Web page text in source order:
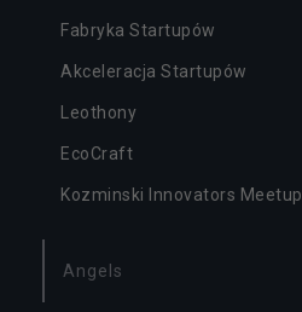
Fabryka Startupów
Akceleracja Startupów
Leothony
EcoCraft
Kozminski Innovators Meetup
Angels